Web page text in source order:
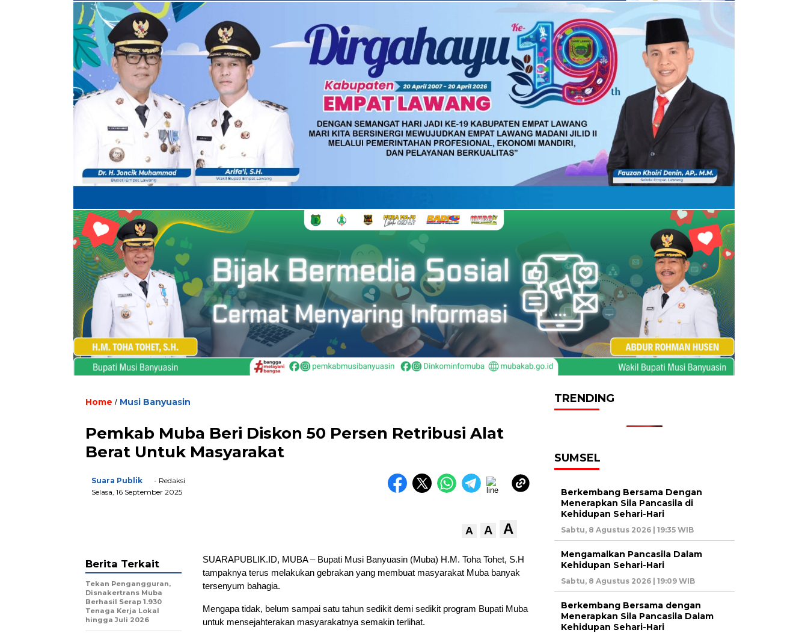
Home / Musi Banyuasin
Pemkab Muba Beri Diskon 50 Persen Retribusi Alat
Berat Untuk Masyarakat
Suara Publik
- Redaksi
Selasa, 16 September 2025
A A A
SUARAPUBLIK.ID, MUBA – Bupati Musi Banyuasin (Muba) H.M. Toha Tohet, S.H
tampaknya terus melakukan gebrakan yang membuat masyarakat Muba banyak
tersenyum bahagia.
Mengapa tidak, belum sampai satu tahun sedikit demi sedikit program Bupati Muba
untuk mensejahterakan masyarakatnya semakin terlihat.
Berita Terkait
Tekan Pengangguran,
Disnakertrans Muba
Berhasil Serap 1.930
Tenaga Kerja Lokal
hingga Juli 2026
TRENDING
SUMSEL
Berkembang Bersama Dengan
Menerapkan Sila Pancasila di
Kehidupan Sehari-Hari
Sabtu, 8 Agustus 2026 | 19:35 WIB
Mengamalkan Pancasila Dalam
Kehidupan Sehari-Hari
Sabtu, 8 Agustus 2026 | 19:09 WIB
Berkembang Bersama dengan
Menerapkan Sila Pancasila Dalam
Kehidupan Sehari-Hari